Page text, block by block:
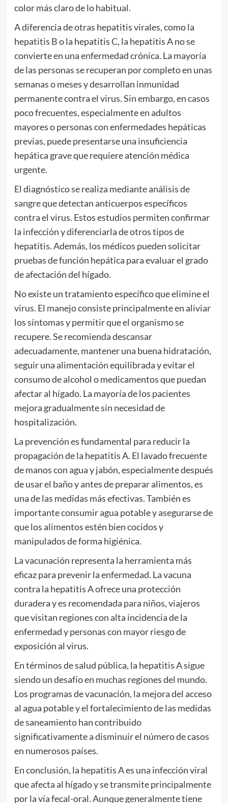
color más claro de lo habitual.
A diferencia de otras hepatitis virales, como la
hepatitis B o la hepatitis C, la hepatitis A no se
convierte en una enfermedad crónica. La mayoría
de las personas se recuperan por completo en unas
semanas o meses y desarrollan inmunidad
permanente contra el virus. Sin embargo, en casos
poco frecuentes, especialmente en adultos
mayores o personas con enfermedades hepáticas
previas, puede presentarse una insuficiencia
hepática grave que requiere atención médica
urgente.
El diagnóstico se realiza mediante análisis de
sangre que detectan anticuerpos específicos
contra el virus. Estos estudios permiten confirmar
la infección y diferenciarla de otros tipos de
hepatitis. Además, los médicos pueden solicitar
pruebas de función hepática para evaluar el grado
de afectación del hígado.
No existe un tratamiento específico que elimine el
virus. El manejo consiste principalmente en aliviar
los síntomas y permitir que el organismo se
recupere. Se recomienda descansar
adecuadamente, mantener una buena hidratación,
seguir una alimentación equilibrada y evitar el
consumo de alcohol o medicamentos que puedan
afectar al hígado. La mayoría de los pacientes
mejora gradualmente sin necesidad de
hospitalización.
La prevención es fundamental para reducir la
propagación de la hepatitis A. El lavado frecuente
de manos con agua y jabón, especialmente después
de usar el baño y antes de preparar alimentos, es
una de las medidas más efectivas. También es
importante consumir agua potable y asegurarse de
que los alimentos estén bien cocidos y
manipulados de forma higiénica.
La vacunación representa la herramienta más
eficaz para prevenir la enfermedad. La vacuna
contra la hepatitis A ofrece una protección
duradera y es recomendada para niños, viajeros
que visitan regiones con alta incidencia de la
enfermedad y personas con mayor riesgo de
exposición al virus.
En términos de salud pública, la hepatitis A sigue
siendo un desafío en muchas regiones del mundo.
Los programas de vacunación, la mejora del acceso
al agua potable y el fortalecimiento de las medidas
de saneamiento han contribuido
significativamente a disminuir el número de casos
en numerosos países.
En conclusión, la hepatitis A es una infección viral
que afecta al hígado y se transmite principalmente
por la vía fecal-oral. Aunque generalmente tiene